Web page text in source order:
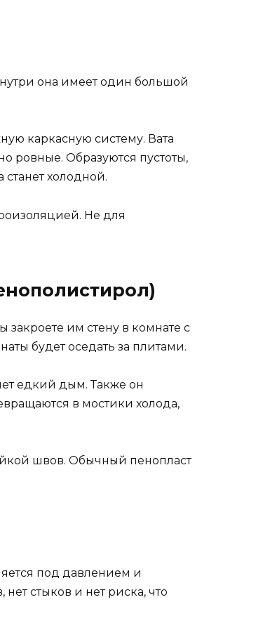
она имеет один большой
каркасную систему. Вата
ровные. Образуются пустоты,
станет холодной.
Не для
им стену в комнате с
будет оседать за плитами.
едкий дым. Также он
в мостики холода,
швов. Обычный пенопласт
под давлением и
стыков и нет риска, что